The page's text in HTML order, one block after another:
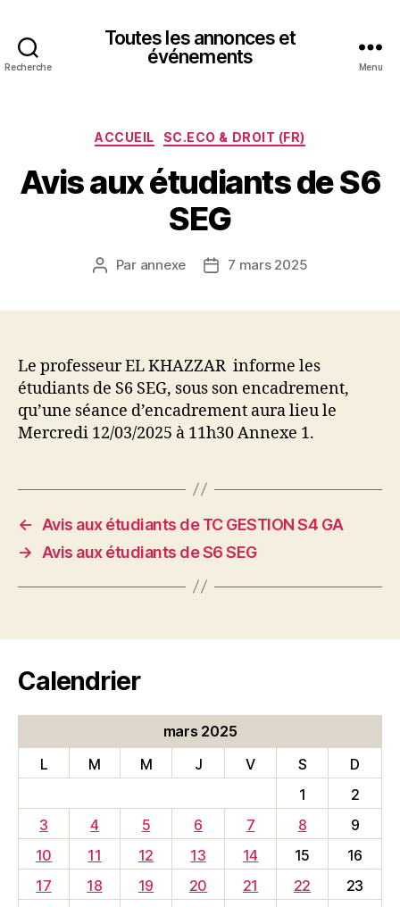
Recherche
Toutes les annonces et
événements
Menu
Catégories
ACCUEIL SC.ECO & DROIT (FR)
Avis aux étudiants de S6
SEG
Auteur
Par annexe
Date7 mars 2025
Le professeur EL KHAZZAR informe les
étudiants de S6 SEG, sous son encadrement,
qu’une séance d’encadrement aura lieu le
Mercredi 12/03/2025 à 11h30 Annexe 1.
←
Avis aux étudiants de TC GESTION S4 GA
→
Avis aux étudiants de S6 SEG
Calendrier
mars 2025
L
M M J V S
D
1
2
3
4 5 6 7 8
9
10
11 12 13 14 15
16
17
18 19 20 21 22
23